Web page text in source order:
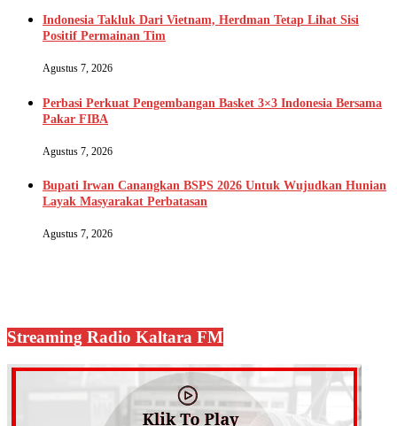
Indonesia Takluk Dari Vietnam, Herdman Tetap Lihat Sisi
Positif Permainan Tim
Agustus 7, 2026
Perbasi Perkuat Pengembangan Basket 3×3 Indonesia Bersama
Pakar FIBA
Agustus 7, 2026
Bupati Irwan Canangkan BSPS 2026 Untuk Wujudkan Hunian
Layak Masyarakat Perbatasan
Agustus 7, 2026
Streaming Radio Kaltara FM